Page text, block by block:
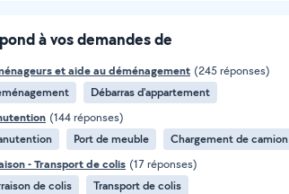
à vos demandes de
et aide au déménagement (245 réponses)
Débarras d'appartement
(144 réponses)
Port de meuble Chargement de camion
- Transport de colis (17 réponses)
de colis
Transport de colis